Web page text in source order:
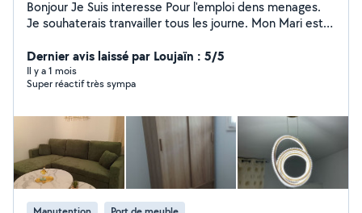
Bonjour Je Suis interesse Pour l'emploi dens menages.
Je souhaterais tranvailler tous les journe. Mon Mari est
Dernier avis laissé par Loujaïn : 5/5
Il y a 1 mois
Super réactif très sympa